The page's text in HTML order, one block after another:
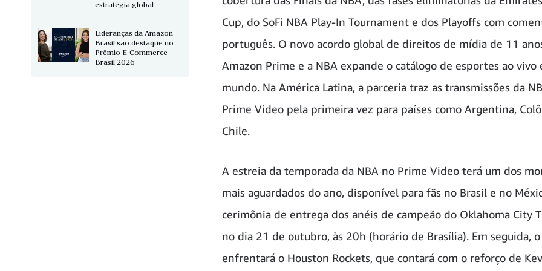
Cup, do SoFi NBA Play-In Tournament e dos Playoffs com
português. O novo acordo global de direitos de mídia de 11
Amazon Prime e a NBA expande o catálogo de esportes ao vivo
mundo. Na América Latina, a parceria traz as transmissões da
Prime Video pela primeira vez para países como Argentina,
Chile.
A estreia da temporada da NBA no Prime Video terá um dos
mais aguardados do ano, disponível para fãs no Brasil e no
cerimônia de entrega dos anéis de campeão do Oklahoma City
no dia 21 de outubro, às 20h (horário de Brasília). Em seguida,
enfrentará o Houston Rockets, que contará com o reforço de
estratégia global
Lideranças da Amazon
Brasil são destaque no
Prêmio E-Commerce
Brasil 2026